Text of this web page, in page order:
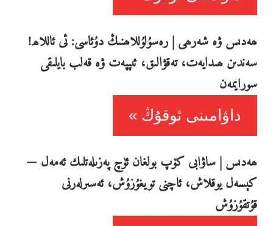
ھەدىس ۋە شەرھى | رەسۇلۇللاھنىڭ دۇئاسى: ئى ئاللاھ!
سەندىن ھىدايەت، تەقۋالىق، ئىپپەت ۋە قەلب بايلىقى
سورايمەن
داۋامىنى ئوقۇڭ
ھەدىس | ساۋابى كۆپ بولغان ئۈچ پەزىلەتلىك ئەمەل —
كېسەل يوقلاش، ئاچنى تويغۇزۇش، ئەسىرلەرنى
قۇتقۇزۇش